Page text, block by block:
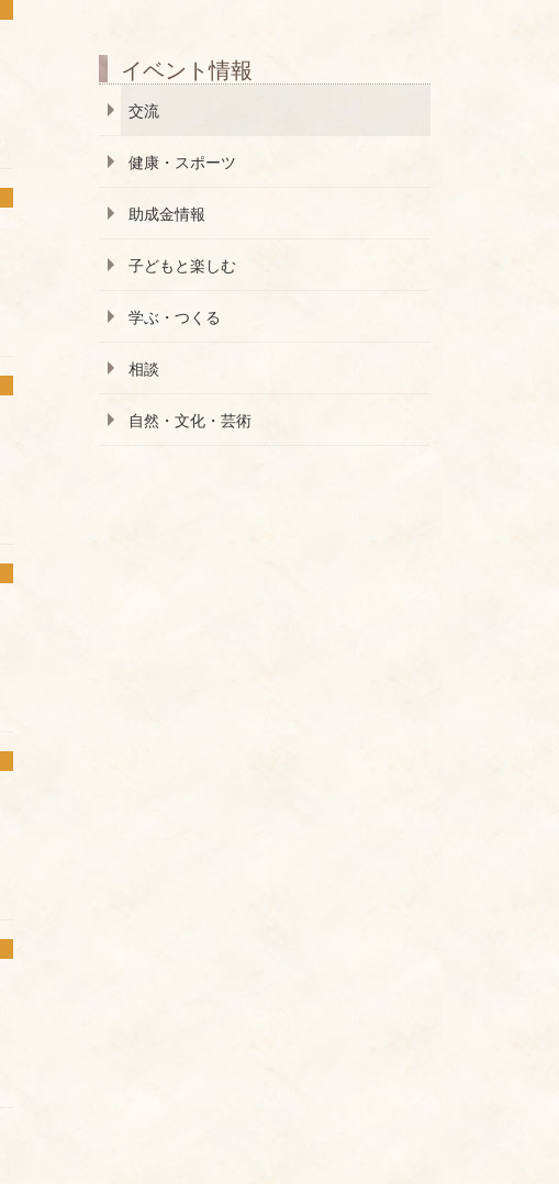
イベント情報
交流
健康・スポーツ
助成金情報
子どもと楽しむ
学ぶ・つくる
相談
自然・文化・芸術